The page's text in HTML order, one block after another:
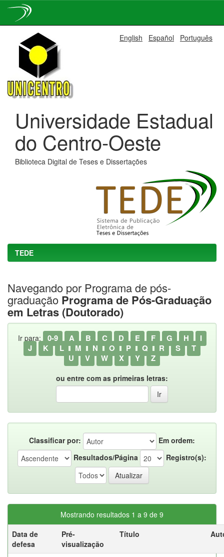
navigation
English Español Português
Universidade Estadual
do Centro-Oeste
Biblioteca Digital de Teses e Dissertações
TEDE
Navegando por Programa de pós-
graduação Programa de Pós-Graduação
em Letras (Doutorado)
Ir para: 0-9 A B C D E F G H
I
J
K L M N O P Q R S
T
U
V W X Y Z
ou entre com as primeiras letras:
Classificar por:
Em ordem:
Resultados/Página
Registro(s):
Mostrando resultados 1 a 9 de 9
Data de
defesa
Pré-
visualização
Título